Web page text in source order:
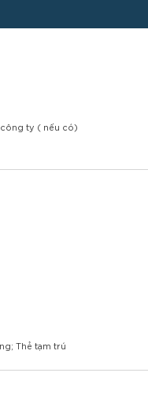
ty ( nếu có)
Thẻ tạm trú